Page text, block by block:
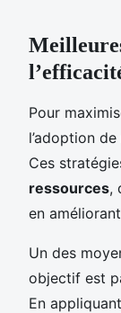
Pour
l’adoption de
Ces
ressources,
en
Un des
objectif est
En